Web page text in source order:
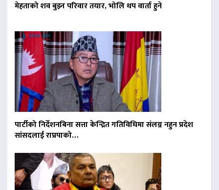
मेहताको शव बुझ्न परिवार तयार, भोलि थप वार्ता हुने
पार्टीको निर्देशनबिना सत्ता केन्द्रित गतिविधिमा संलग्न नहुन प्रदेश
सांसदलाई राप्रपाको…